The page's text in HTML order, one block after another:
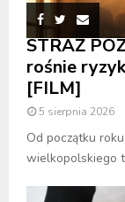
STRAŻ
rośnie
[FILM]
5 sierpnia 2026
Od początku
wielkopolskiego